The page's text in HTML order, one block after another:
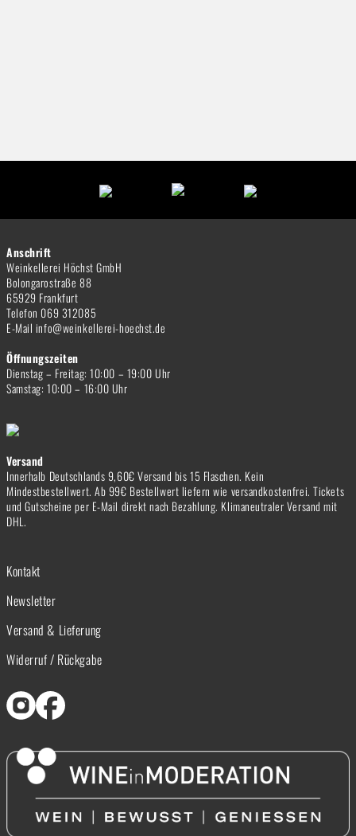
Anschrift
Weinkellerei Höchst GmbH
Bolongarostraße 88
65929 Frankfurt
Telefon 069 312085
E-Mail info@weinkellerei-hoechst.de
Öffnungszeiten
Dienstag – Freitag: 10:00 – 19:00 Uhr
Samstag: 10:00 – 16:00 Uhr
Versand
Innerhalb Deutschlands 9,60€ Versand bis 15 Flaschen. Kein
Mindestbestellwert. Ab 99€ Bestellwert liefern wie versandkostenfrei. Tickets
und Gutscheine per E-Mail direkt nach Bezahlung. Klimaneutraler Versand mit
DHL.
Kontakt
Newsletter
Versand & Lieferung
Widerruf / Rückgabe